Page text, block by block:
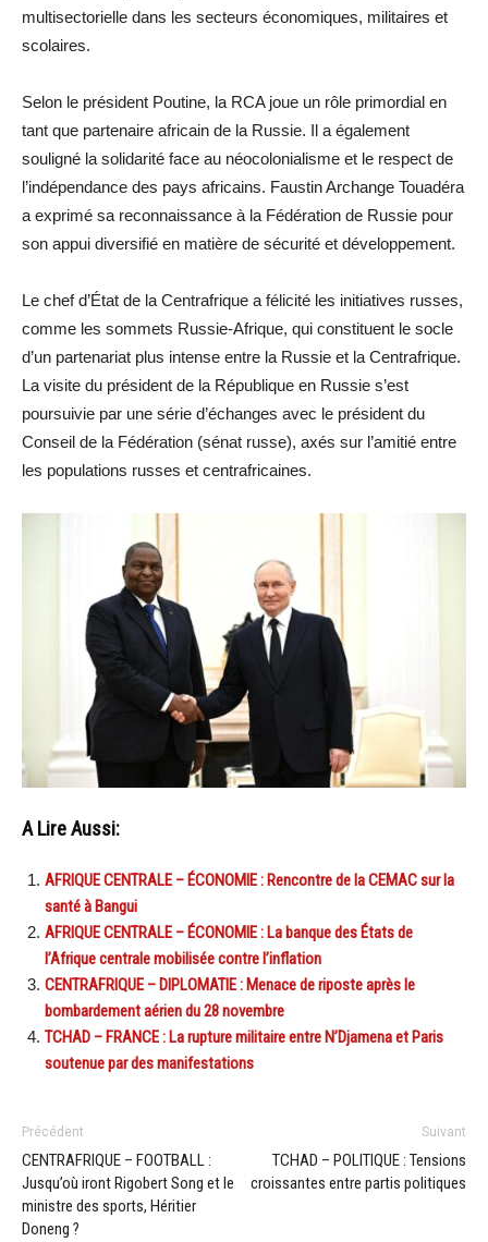
multisectorielle dans les secteurs économiques, militaires et
scolaires.
Selon le président Poutine, la RCA joue un rôle primordial en
tant que partenaire africain de la Russie. Il a également
souligné la solidarité face au néocolonialisme et le respect de
l’indépendance des pays africains. Faustin Archange Touadéra
a exprimé sa reconnaissance à la Fédération de Russie pour
son appui diversifié en matière de sécurité et développement.
Le chef d’État de la Centrafrique a félicité les initiatives russes,
comme les sommets Russie-Afrique, qui constituent le socle
d’un partenariat plus intense entre la Russie et la Centrafrique.
La visite du président de la République en Russie s’est
poursuivie par une série d’échanges avec le président du
Conseil de la Fédération (sénat russe), axés sur l’amitié entre
les populations russes et centrafricaines.
A Lire Aussi:
AFRIQUE CENTRALE – ÉCONOMIE : Rencontre de la CEMAC sur la
santé à Bangui
AFRIQUE CENTRALE – ÉCONOMIE : La banque des États de
l’Afrique centrale mobilisée contre l’inflation
CENTRAFRIQUE – DIPLOMATIE : Menace de riposte après le
bombardement aérien du 28 novembre
TCHAD – FRANCE : La rupture militaire entre N’Djamena et Paris
soutenue par des manifestations
Précédent
CENTRAFRIQUE – FOOTBALL :
Jusqu’où iront Rigobert Song et le
ministre des sports, Héritier
Doneng ?
Suivant
TCHAD – POLITIQUE : Tensions
croissantes entre partis politiques